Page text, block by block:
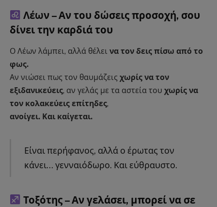
Λέων – Αν του δώσεις προσοχή, σου
δίνει την καρδιά του
Ο Λέων λάμπει, αλλά θέλει να τον δεις πίσω από το
φως.
Αν νιώσει πως τον θαυμάζεις χωρίς να τον
εξιδανικεύεις, αν γελάς με τα αστεία του χωρίς να
τον κολακεύεις επίτηδες,
ανοίγει. Και καίγεται.
Είναι περήφανος, αλλά ο έρωτας τον
κάνει… γενναιόδωρο. Και εύθραυστο.
Τοξότης – Αν γελάσει, μπορεί να σε